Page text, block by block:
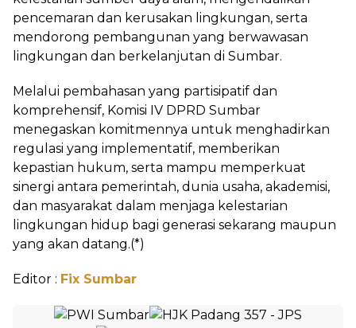
pencemaran dan kerusakan lingkungan, serta
mendorong pembangunan yang berwawasan
lingkungan dan berkelanjutan di Sumbar.
Melalui pembahasan yang partisipatif dan
komprehensif, Komisi IV DPRD Sumbar
menegaskan komitmennya untuk menghadirkan
regulasi yang implementatif, memberikan
kepastian hukum, serta mampu memperkuat
sinergi antara pemerintah, dunia usaha, akademisi,
dan masyarakat dalam menjaga kelestarian
lingkungan hidup bagi generasi sekarang maupun
yang akan datang.(*)
Editor : Fix Sumbar